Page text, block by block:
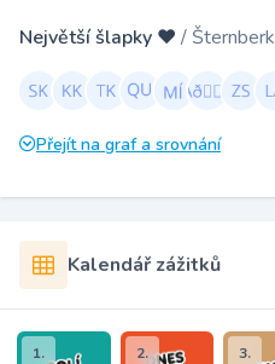
Největší šlapky ❤️ / Šternberk
Přejít na graf a srovnání
Kalendář zážitků
1. 2. 3.